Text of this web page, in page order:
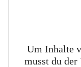
Um Inhalte
musst du der